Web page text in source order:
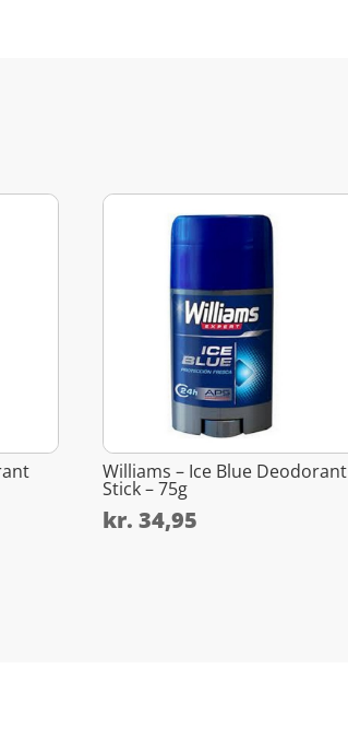
Williams – Ice Blue Deodorant
Stick – 75g
kr. 34,95